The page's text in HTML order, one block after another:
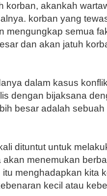
korban, akankah
korban yang
mengungkap semua
dan akan jatuh
dalam kasus
dengan bi­jaksana
besar ada­lah
dituntut untuk
menemukan
menghadapkan kita
kecil atau